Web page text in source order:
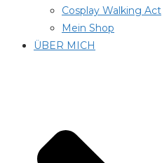
Cosplay Walking Act
Mein Shop
ÜBER MICH